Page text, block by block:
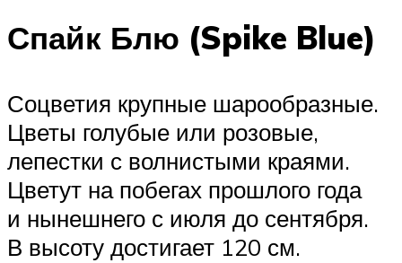
Спайк Блю (Spike Blue)
Соцветия крупные шарообразные.
Цветы голубые или розовые,
лепестки с волнистыми краями.
Цветут на побегах прошлого года
и нынешнего с июля до сентября.
В высоту достигает 120 см.